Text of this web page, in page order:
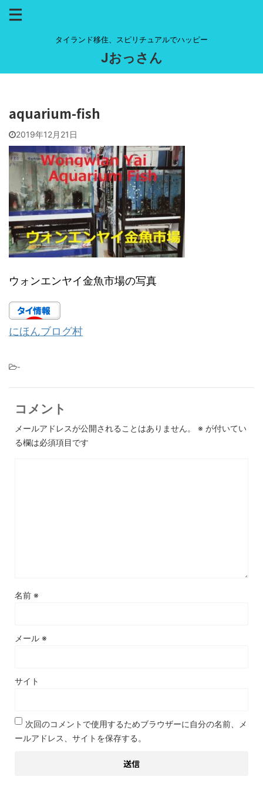
タイランド移住、スピリチュアルでハッピー
Jおっさん
aquarium-fish
2019年12月21日
ウォンエンヤイ金魚市場の写真
にほんブログ村
-
コメント
メールアドレスが公開されることはありません。 ※ が付いてい
る欄は必須項目です
名前 ※
メール ※
サイト
次回のコメントで使用するためブラウザーに自分の名前、メ
ールアドレス、サイトを保存する。